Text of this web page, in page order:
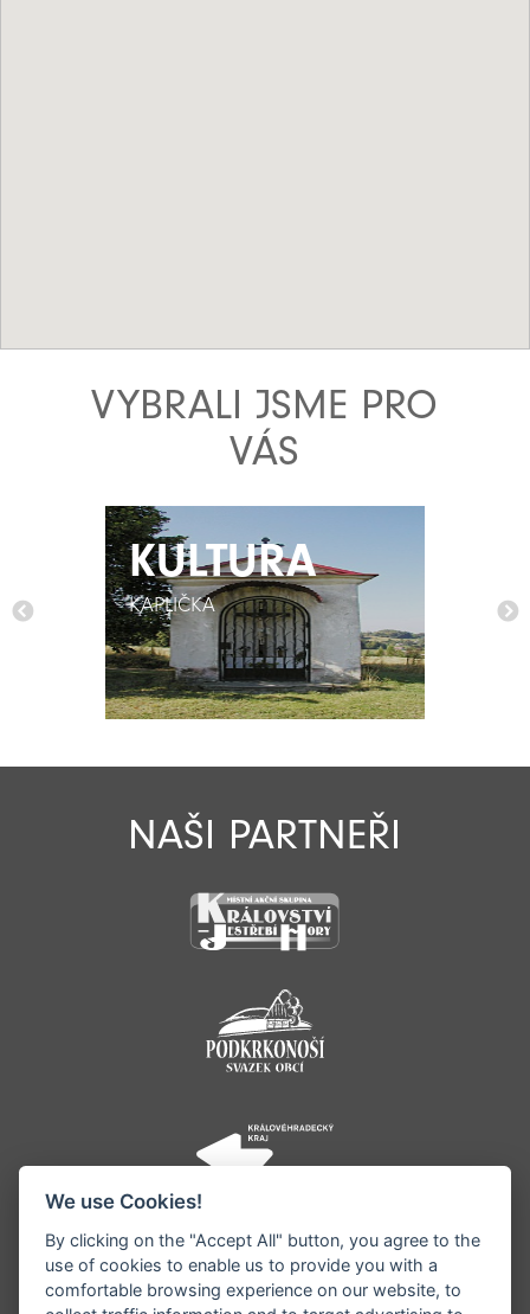
VYBRALI JSME PRO
VÁS
KULTURA
KAPLIČKA
KULTURA
KAPLIČKA
NAŠI PARTNEŘI
We use Cookies!
By clicking on the "Accept All" button, you agree to the
use of cookies to enable us to provide you with a
comfortable browsing experience on our website, to